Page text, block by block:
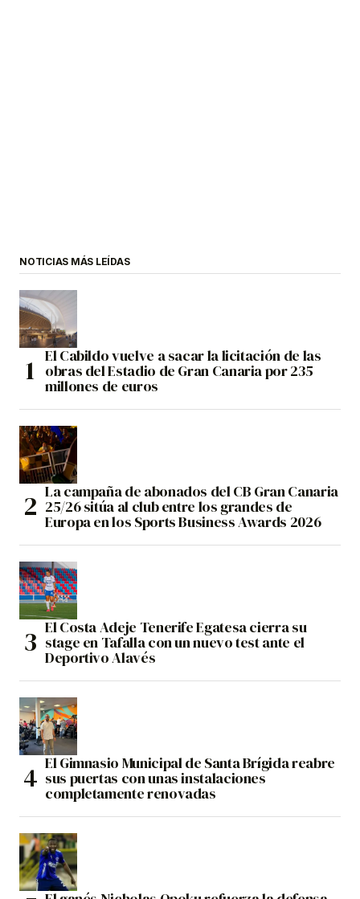
NOTICIAS MÁS LEÍDAS
El Cabildo vuelve a sacar la licitación de las
obras del Estadio de Gran Canaria por 235
millones de euros
La campaña de abonados del CB Gran Canaria
25/26 sitúa al club entre los grandes de
Europa en los Sports Business Awards 2026
El Costa Adeje Tenerife Egatesa cierra su
stage en Tafalla con un nuevo test ante el
Deportivo Alavés
El Gimnasio Municipal de Santa Brígida reabre
sus puertas con unas instalaciones
completamente renovadas